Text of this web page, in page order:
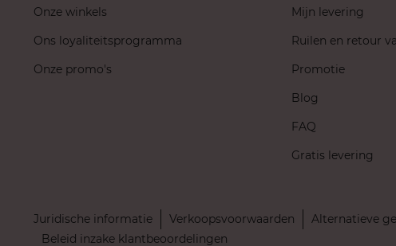
Onze winkels
Ons loyaliteitsprogramma
Onze promo's
Mijn levering
Ruilen en retour
Promotie
Blog
FAQ
Gratis levering
Juridische informatie Verkoopsvoorwaarden Alternatieve
Beleid inzake klantbeoordelingen